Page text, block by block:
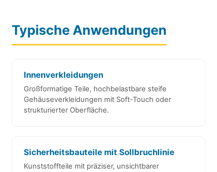
Typische Anwendungen
Innenverkleidungen
Großformatige Teile, hochbelastbare steife
Gehäuseverkleidungen mit Soft-Touch oder
strukturierter Oberfläche.
Sicherheitsbauteile mit Sollbruchlinie
Kunststoffteile mit präziser, unsichtbarer